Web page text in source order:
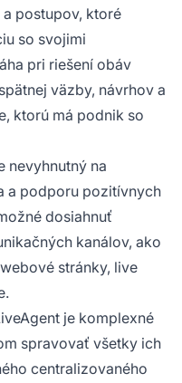
postupov, ktoré
so svojimi
pri riešení obáv
väzby, návrhov a
ktorú má podnik so
nevyhnutný na
a podporu pozitívnych
dosiahnuť
kanálov, ako
stránky, live
je komplexné
spravovať všetky ich
centralizovaného